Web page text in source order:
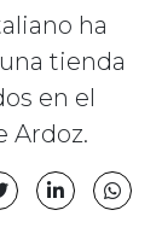
ha
tienda
en el
Ardoz.